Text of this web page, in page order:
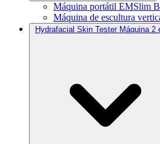
Máquina portátil EMSlim
Máquina de escultura
Hydrafacial Skin Tester Máquina 2